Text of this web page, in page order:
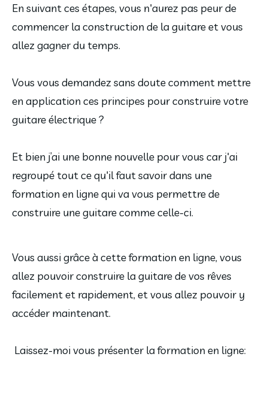
En suivant ces étapes, vous n'aurez pas peur de
commencer la construction de la guitare et vous
allez gagner du temps.
Vous vous demandez sans doute comment mettre
en application ces principes pour construire votre
guitare électrique ?
Et bien j’ai une bonne nouvelle pour vous car j'ai
regroupé tout ce qu'il faut savoir dans une
formation en ligne qui va vous permettre de
construire une guitare comme celle-ci.
Vous aussi grâce à cette formation en ligne, vous
allez pouvoir construire la guitare de vos rêves
facilement et rapidement, et vous allez pouvoir y
accéder maintenant.
Laissez-moi vous présenter la formation en ligne: